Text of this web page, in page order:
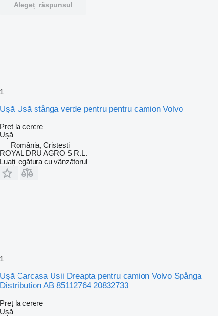
Alegeți răspunsul
1
Uşă Ușă stânga verde pentru pentru camion Volvo
Preț la cerere
Uşă
România, Cristesti
ROYAL DRU AGRO S.R.L.
Luați legătura cu vânzătorul
1
Uşă Carcasa Ușii Dreapta pentru camion Volvo Spånga
Distribution AB 85112764 20832733
Preț la cerere
Uşă